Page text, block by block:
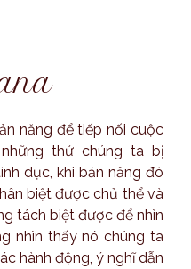
năng để tiếp nối cuộc
thứ chúng ta bị
dục, khi bản năng đó
biệt được chủ thể và
tách biệt được để nhìn
nhìn thấy nó chúng ta
hành động, ý nghĩ dẫn